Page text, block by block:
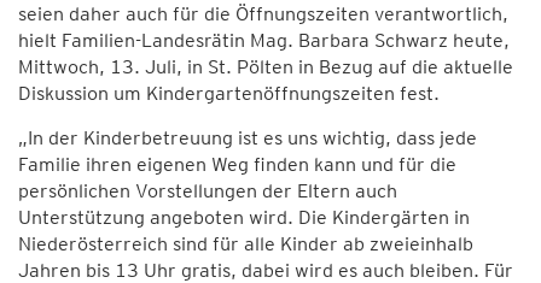
seien daher auch für die Öffnungszeiten verantwortlich,
hielt Familien-Landesrätin Mag. Barbara Schwarz heute,
Mittwoch, 13. Juli, in St. Pölten in Bezug auf die aktuelle
Diskussion um Kindergartenöffnungszeiten fest.
„In der Kinderbetreuung ist es uns wichtig, dass jede
Familie ihren eigenen Weg finden kann und für die
persönlichen Vorstellungen der Eltern auch
Unterstützung angeboten wird. Die Kindergärten in
Niederösterreich sind für alle Kinder ab zweieinhalb
Jahren bis 13 Uhr gratis, dabei wird es auch bleiben. Für